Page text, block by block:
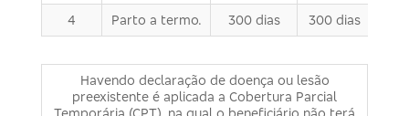
4 Parto a termo. 300 dias 300 dias
Havendo declaração de doença ou lesão
preexistente é aplicada a Cobertura Parcial
Temporária (CPT), na qual o beneficiário não terá